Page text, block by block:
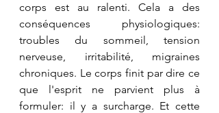
corps est au ralenti. Cela a des
conséquences physiologiques:
troubles du sommeil, tension
nerveuse, irritabilité, migraines
chroniques. Le corps finit par dire ce
que l'esprit ne parvient plus à
formuler: il y a surcharge. Et cette